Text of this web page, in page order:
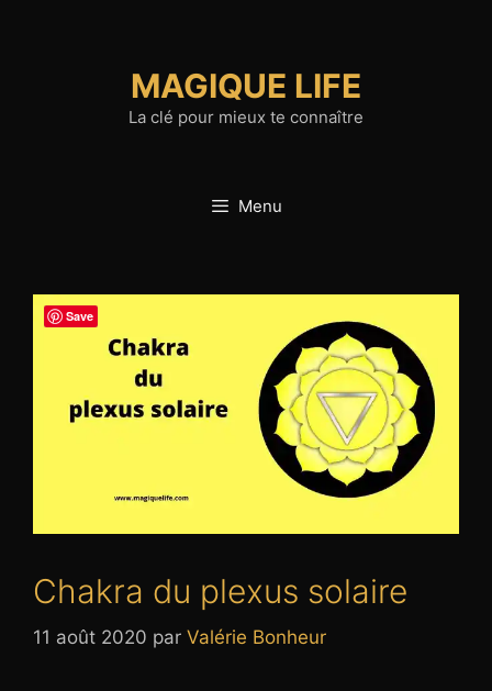
MAGIQUE LIFE
La clé pour mieux te connaître
Menu
Chakra du plexus solaire
11 août 2020 par Valérie Bonheur
Save